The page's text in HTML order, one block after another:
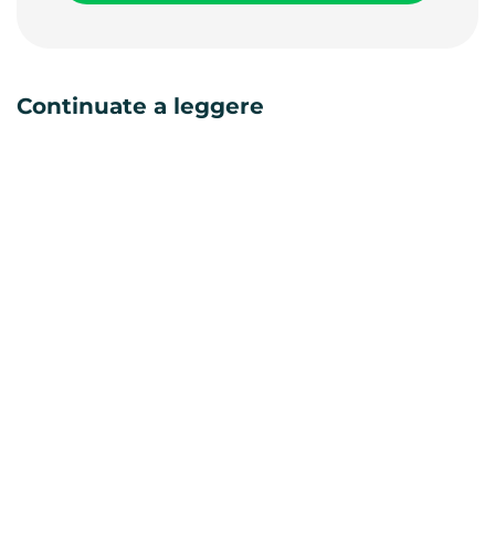
Continuate a leggere